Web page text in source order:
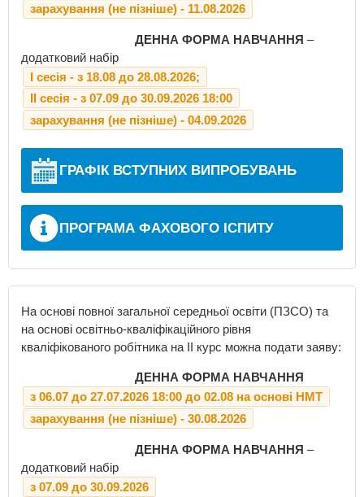
зарахування (не пізніше) - 11.08.2026
ДЕННА ФОРМА НАВЧАННЯ –
додатковий набір
І сесія - з 18.08 до 28.08.2026;
ІІ сесія - з 07.09 до 30.09.2026 18:00
зарахування (не пізніше) - 04.09.2026
ГРАФІК ВСТУПНИХ ВИПРОБУВАНЬ
ПРОГРАМА ФАХОВОГО ІСПИТУ
На основі повної загальної середньої освіти (ПЗСО) та
на основі освітньо-квалiфiкацiйного рiвня
квалiфiкованого робiтника на ІІ курс можна подати заяву:
ДЕННА ФОРМА НАВЧАННЯ
з 06.07 до 27.07.2026 18:00 до 02.08 на основі НМТ
зарахування (не пізніше) - 30.08.2026
ДЕННА ФОРМА НАВЧАННЯ –
додатковий набір
з 07.09 до 30.09.2026